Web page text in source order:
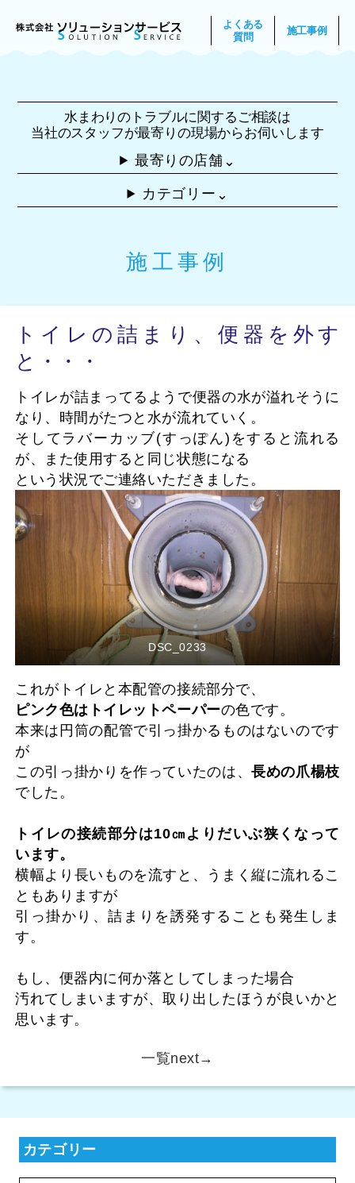
よくある
質問
施工事例
水まわりのトラブルに関するご相談は
当社のスタッフが最寄りの現場からお伺いします
最寄りの店舗 ⌃
カテゴリー ⌃
施工事例
トイレの詰まり、便器を外す
と・・・
トイレが詰まってるようで便器の水が溢れそうに
なり、時間がたつと水が流れていく。
そしてラバーカッブ(すっぽん)をすると流れる
が、また使用すると同じ状態になる
という状況でご連絡いただきました。
DSC_0233
これがトイレと本配管の接続部分で、
ピンク色はトイレットペーパーの色です。
本来は円筒の配管で引っ掛かるものはないのです
が
この引っ掛かりを作っていたのは、長めの爪楊枝
でした。
トイレの接続部分は10㎝よりだいぶ狭くなって
います。
横幅より長いものを流すと、うまく縦に流れるこ
ともありますが
引っ掛かり、詰まりを誘発することも発生しま
す。
もし、便器内に何か落としてしまった場合
汚れてしまいますが、取り出したほうが良いかと
思います。
一覧next→
カテゴリー